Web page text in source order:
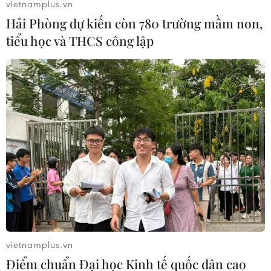
Fed cảnh báo rủi ro với kinh tế Mỹ dù có
hy vọng về vắcxin COVID-19
20/02/2021 10:27
Bản báo cáo của Fed nêu rõ đại dịch COVID-19 tiếp tục
đè nặng lên hoạt động kinh tế và thị trường lao động ở
Mỹ và trên toàn thế giới, ngay cả khi các chiến dịch
tiêm chủng đang được triển khai.
vietnamplus.vn
Hải Phòng dự kiến còn 780 trường mầm non,
tiểu học và THCS công lập
vietnamplus.vn
Điểm chuẩn Đại học Kinh tế quốc dân cao